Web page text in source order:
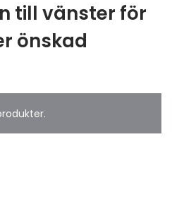
till vänster för
önskad